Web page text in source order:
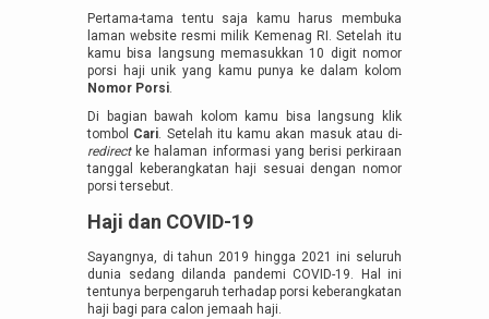
Pertama-tama tentu saja kamu harus membuka
laman website resmi milik Kemenag RI. Setelah itu
kamu bisa langsung memasukkan 10 digit nomor
porsi haji unik yang kamu punya ke dalam kolom
Nomor Porsi.
Di bagian bawah kolom kamu bisa langsung klik
tombol Cari. Setelah itu kamu akan masuk atau di-
redirect ke halaman informasi yang berisi perkiraan
tanggal keberangkatan haji sesuai dengan nomor
porsi tersebut.
Haji dan COVID-19
Sayangnya, di tahun 2019 hingga 2021 ini seluruh
dunia sedang dilanda pandemi COVID-19. Hal ini
tentunya berpengaruh terhadap porsi keberangkatan
haji bagi para calon jemaah haji.